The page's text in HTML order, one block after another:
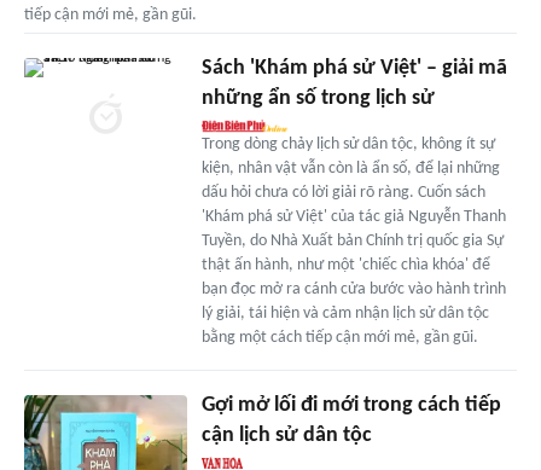
tiếp cận mới mẻ, gần gũi.
Sách 'Khám phá sử Việt' – giải mã
những ẩn số trong lịch sử
Trong dòng chảy lịch sử dân tộc, không ít sự
kiện, nhân vật vẫn còn là ẩn số, để lại những
dấu hỏi chưa có lời giải rõ ràng. Cuốn sách
'Khám phá sử Việt' của tác giả Nguyễn Thanh
Tuyền, do Nhà Xuất bản Chính trị quốc gia Sự
thật ấn hành, như một 'chiếc chìa khóa' để
bạn đọc mở ra cánh cửa bước vào hành trình
lý giải, tái hiện và cảm nhận lịch sử dân tộc
bằng một cách tiếp cận mới mẻ, gần gũi.
Gợi mở lối đi mới trong cách tiếp
cận lịch sử dân tộc